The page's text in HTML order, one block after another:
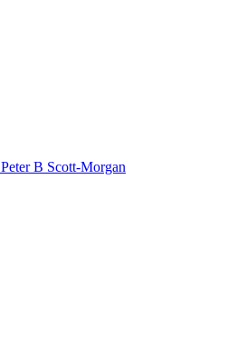
Peter B Scott-Morgan